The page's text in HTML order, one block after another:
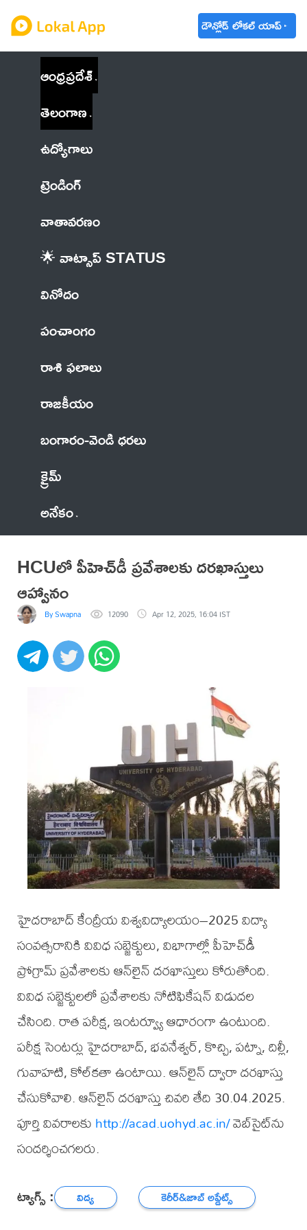
డౌన్లోడ్ లోకల్ యాప్
ఆంధ్రప్రదేశ్
తెలంగాణ
ఉద్యోగాలు
ట్రెండింగ్
వాతావరణం
🌟 వాట్సాప్ STATUS
వినోదం
పంచాంగం
రాశి ఫలాలు
రాజకీయం
బంగారం-వెండి ధరలు
క్రైమ్
అనేకం
HCUలో పీహెచ్‌డీ ప్రవేశాలకు దరఖాస్తులు
ఆహ్వానం
By Swapna 12090 Apr 12, 2025, 16:04 IST
హైదరాబాద్ కేంద్రీయ విశ్వవిద్యాలయం–2025 విద్యా
సంవత్సరానికి వివిధ సబ్జెక్టులు, విభాగాల్లో పీహెచ్‌డీ
ప్రోగ్రామ్ ప్రవేశాలకు ఆన్‌లైన్ దరఖాస్తులు కోరుతోంది.
వివిధ సబ్జెక్టులలో ప్రవేశాలకు నోటిఫికేషన్ విడుదల
చేసింది. రాత పరీక్ష, ఇంటర్వ్యూ ఆధారంగా ఉంటుంది.
పరీక్ష సెంటర్లు హైదరాబాద్, భవనేశ్వర్, కొచ్చి, పట్నా, దిల్లీ,
గువాహటి, కోల్‌కతా ఉంటాయి. ఆన్‌లైన్ ద్వారా దరఖాస్తు
చేసుకోవాలి. ఆన్‌లైన్ దరఖాస్తు చివరి తేది 30.04.2025.
పూర్తి వివరాలకుhttp://acad.uohyd.ac.in/వెబ్‌సైట్‌ను
సందర్శించగలరు.
ట్యాగ్స్ : విద్య కెరీర్‌&జాబ్ అప్డేట్స్